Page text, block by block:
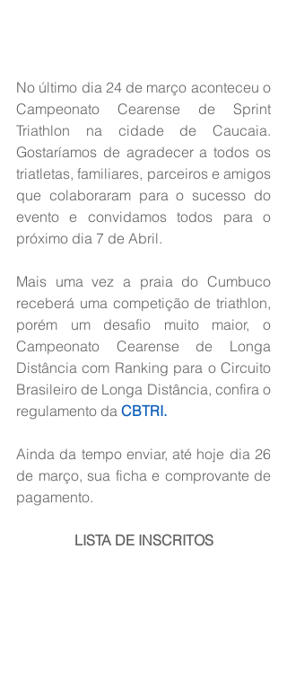
No último dia 24 de março aconteceu o
Campeonato Cearense de Sprint
Triathlon na cidade de Caucaia.
Gostaríamos de agradecer a todos os
triatletas, familiares, parceiros e amigos
que colaboraram para o sucesso do
evento e convidamos todos para o
próximo dia 7 de Abril.
Mais uma vez a praia do Cumbuco
receberá uma competição de triathlon,
porém um desafio muito maior, o
Campeonato Cearense de Longa
Distância com Ranking para o Circuito
Brasileiro de Longa Distância, confira o
regulamento da CBTRI.
Ainda da tempo enviar, até hoje dia 26
de março, sua ficha e comprovante de
pagamento.
LISTA DE INSCRITOS